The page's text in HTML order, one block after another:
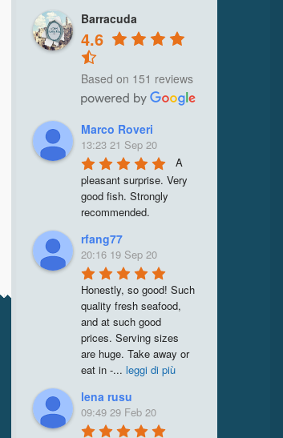
Barracuda
4.6
Based on 151 reviews
Marco Roveri
13:23 21 Sep 20
A
pleasant surprise. Very
good fish. Strongly
recommended.
rfang77
20:16 19 Sep 20
Honestly, so good! Such
quality fresh seafood,
and at such good
prices. Serving sizes
are huge. Take away or
eat in -... leggi di più
lena rusu
09:49 29 Feb 20